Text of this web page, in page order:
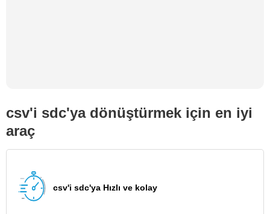
csv'i sdc'ya dönüştürmek için en iyi
araç
csv'i sdc'ya Hızlı ve kolay